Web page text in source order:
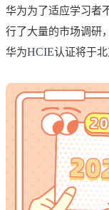
华为为了适应学习者
行了大量的市场调研
华为HCIE认证将于北